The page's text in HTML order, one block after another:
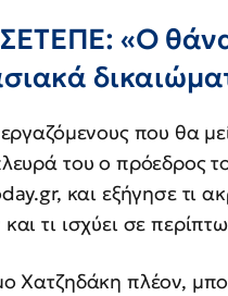
«Ο
εργαζόμενους που θα
του ο πρόεδρος
και εξήγησε τι
τι ισχύει σε
Χατζηδάκη πλέον,